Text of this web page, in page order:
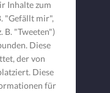
Inhalte zum
"Gefällt mir",
B. "Tweeten")
Diese
der von
Diese
für